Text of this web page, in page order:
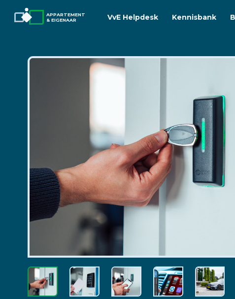
APPARTEMENT
& EIGENAAR
VvE Helpdesk Kennisbank